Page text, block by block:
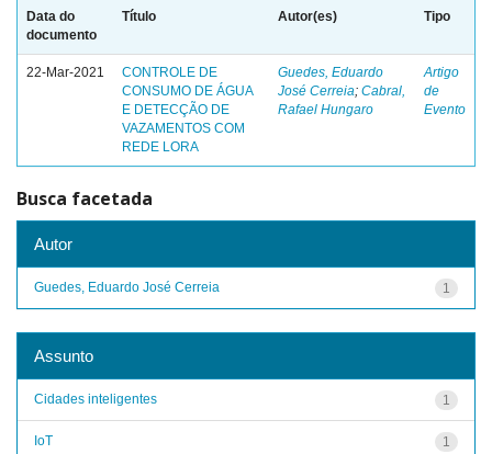
Data do
documento
Título Autor(es) Tipo
22-Mar-2021
CONTROLE DE
CONSUMO DE ÁGUA
E DETECÇÃO DE
VAZAMENTOS COM
REDE LORA
Guedes, Eduardo
José Cerreia; Cabral,
Rafael Hungaro
Artigo
de
Evento
Busca facetada
Autor
1
Guedes, Eduardo José Cerreia
Assunto
1
Cidades inteligentes
1
IoT